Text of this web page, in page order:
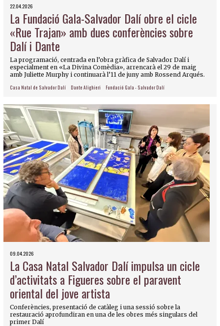
22.04.2026
La Fundació Gala-Salvador Dalí obre el cicle
«Rue Trajan» amb dues conferències sobre
Dalí i Dante
La programació, centrada en l’obra gràfica de Salvador Dalí i
especialment en «La Divina Comèdia», arrencarà el 29 de maig
amb Juliette Murphy i continuarà l’11 de juny amb Rossend Arqués.
Casa Natal de Salvador Dalí Dante Alighieri Fundació Gala - Salvador Dalí
09.04.2026
La Casa Natal Salvador Dalí impulsa un cicle
d’activitats a Figueres sobre el paravent
oriental del jove artista
Conferències, presentació de catàleg i una sessió sobre la
restauració aprofundiran en una de les obres més singulars del
primer Dalí